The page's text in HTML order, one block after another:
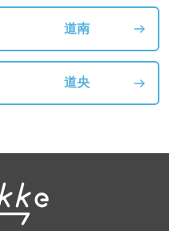
道南
道央